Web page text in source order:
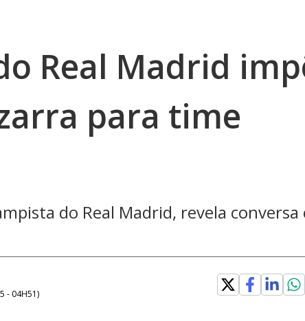
Real Madrid
para time
do Real Madrid, revela conversa
- 04H51)